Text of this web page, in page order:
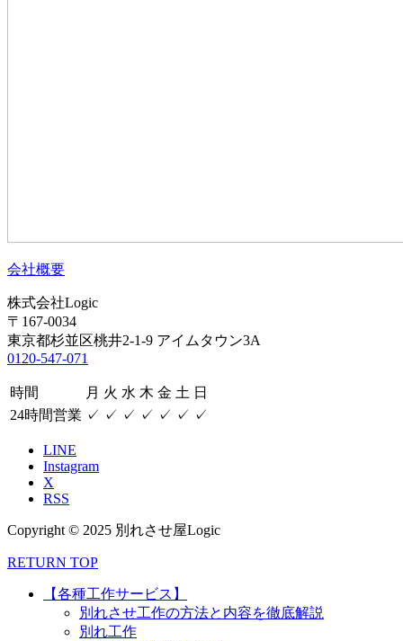
会社概要
株式会社Logic
〒167-0034
東京都杉並区桃井2-1-9 アイムタウン3A
0120-547-071
時間 月 火 水 木 金 土 日
24時間営業 ✓ ✓ ✓ ✓ ✓ ✓ ✓
LINE
Instagram
X
RSS
Copyright © 2025 別れさせ屋Logic
RETURN TOP
【各種工作サービス】
別れさせ工作の方法と内容を徹底解説
別れ工作